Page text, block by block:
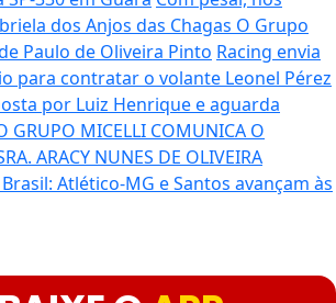
dos Anjos das Chagas O Grupo
Paulo de Oliveira Pinto Racing envia
para contratar o volante Leonel Pérez
por Luiz Henrique e aguarda
GRUPO MICELLI COMUNICA O
ARACY NUNES DE OLIVEIRA
Atlético-MG e Santos avançam às